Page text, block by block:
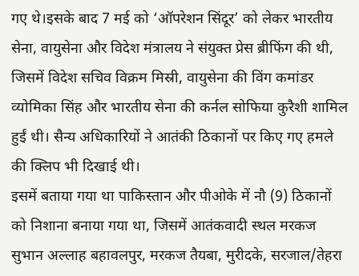
गए थे।इसके बाद 7 मई को ‘ऑपरेशन सिंदूर’ को लेकर भारतीय
सेना, वायुसेना और विदेश मंत्रालय ने संयुक्त प्रेस ब्रीफिंग की थी,
जिसमें विदेश सचिव विक्रम मिस्री, वायुसेना की विंग कमांडर
व्योमिका सिंह और भारतीय सेना की कर्नल सोफिया कुरैशी शामिल
हुईं थी। सैन्य अधिकारियों ने आतंकी ठिकानों पर किए गए हमले
की क्लिप भी दिखाई थी।
इसमें बताया गया था पाकिस्तान और पीओके में नौ (9) ठिकानों
को निशाना बनाया गया था, जिसमें आतंकवादी स्थल मरकज
सुभान अल्लाह बहावलपुर, मरकज तैयबा, मुरीदके, सरजाल/तेहरा